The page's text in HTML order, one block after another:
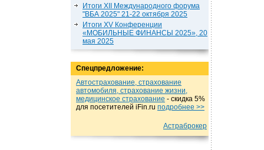
Итоги XII Международного форума
"ВБА 2025" 21-22 октября 2025
Итоги XV Конференции
«МОБИЛЬНЫЕ ФИНАНСЫ 2025», 20
мая 2025
Спецпредложение:
Автострахование, страхование
автомобиля, страхование жизни,
медицинское страхование - cкидка 5%
для посетителей iFin.ru подробнеe >>
Астраброкер